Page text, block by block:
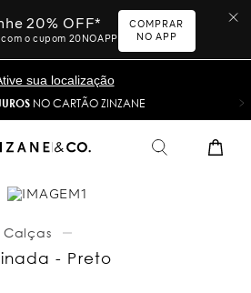
20% OFF*
o cupom 20NOAPP
COMPRAR
NO APP
sua localização
NO CARTÃO ZINZANE
Calças
- Preto